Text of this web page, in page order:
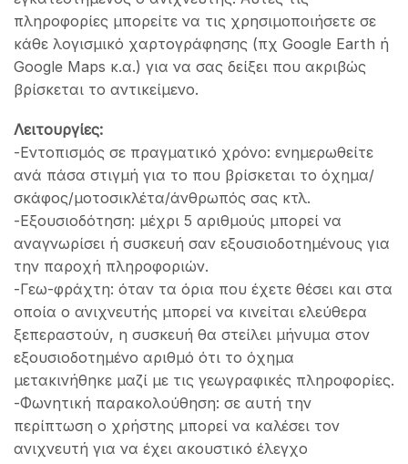
πληροφορίες μπορείτε να τις χρησιμοποιήσετε σε
κάθε λογισμικό χαρτογράφησης (πχ Google Earth ή
Google Maps κ.α.) για να σας δείξει που ακριβώς
βρίσκεται το αντικείμενο.
Λειτουργίες:
-Εντοπισμός σε πραγματικό χρόνο: ενημερωθείτε
ανά πάσα στιγμή για το που βρίσκεται το όχημα/
σκάφος/μοτοσικλέτα/άνθρωπός σας κτλ.
-Εξουσιοδότηση: μέχρι 5 αριθμούς μπορεί να
αναγνωρίσει ή συσκευή σαν εξουσιοδοτημένους για
την παροχή πληροφοριών.
-Γεω-φράχτη: όταν τα όρια που έχετε θέσει και στα
οποία ο ανιχνευτής μπορεί να κινείται ελεύθερα
ξεπεραστούν, η συσκευή θα στείλει μήνυμα στον
εξουσιοδοτημένο αριθμό ότι το όχημα
μετακινήθηκε μαζί με τις γεωγραφικές πληροφορίες.
-Φωνητική παρακολούθηση: σε αυτή την
περίπτωση ο χρήστης μπορεί να καλέσει τον
ανιχνευτή για να έχει ακουστικό έλεγχο